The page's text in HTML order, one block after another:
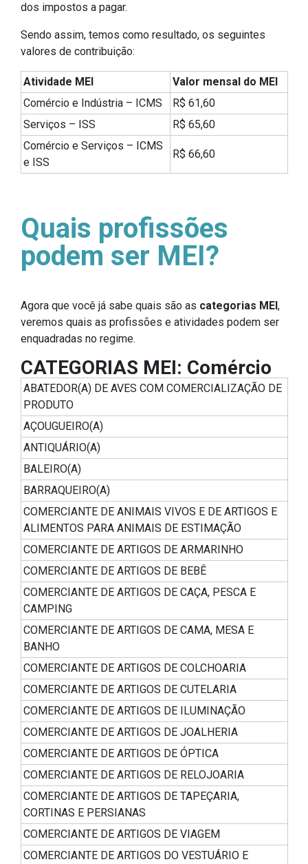
dos impostos a pagar.
Sendo assim, temos como resultado, os seguintes
valores de contribuição:
Atividade MEI
Valor mensal do MEI
Comércio e Indústria – ICMS
R$ 61,60
Serviços – ISS
R$ 65,60
Comércio e Serviços – ICMS
e ISS
R$ 66,60
Quais profissões
podem ser MEI?
Agora que você já sabe quais são as categorias MEI,
veremos quais as profissões e atividades podem ser
enquadradas no regime.
CATEGORIAS MEI: Comércio
ABATEDOR(A) DE AVES COM COMERCIALIZAÇÃO DE
PRODUTO
AÇOUGUEIRO(A)
ANTIQUÁRIO(A)
BALEIRO(A)
BARRAQUEIRO(A)
COMERCIANTE DE ANIMAIS VIVOS E DE ARTIGOS E
ALIMENTOS PARA ANIMAIS DE ESTIMAÇÃO
COMERCIANTE DE ARTIGOS DE ARMARINHO
COMERCIANTE DE ARTIGOS DE BEBÊ
COMERCIANTE DE ARTIGOS DE CAÇA, PESCA E
CAMPING
COMERCIANTE DE ARTIGOS DE CAMA, MESA E
BANHO
COMERCIANTE DE ARTIGOS DE COLCHOARIA
COMERCIANTE DE ARTIGOS DE CUTELARIA
COMERCIANTE DE ARTIGOS DE ILUMINAÇÃO
COMERCIANTE DE ARTIGOS DE JOALHERIA
COMERCIANTE DE ARTIGOS DE ÓPTICA
COMERCIANTE DE ARTIGOS DE RELOJOARIA
COMERCIANTE DE ARTIGOS DE TAPEÇARIA,
CORTINAS E PERSIANAS
COMERCIANTE DE ARTIGOS DE VIAGEM
COMERCIANTE DE ARTIGOS DO VESTUÁRIO E